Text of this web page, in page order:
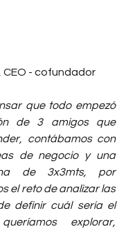
CEO - cofundador
que todo empezó
de 3 amigos que
contábamos con
de negocio y una
de 3x3mts, por
el reto de analizar las
definir cuál sería el
explorar,